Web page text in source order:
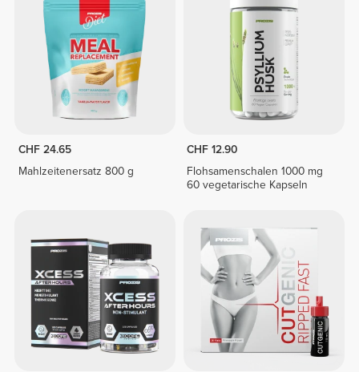
CHF 24.65
Mahlzeitenersatz 800 g
CHF 12.90
Flohsamenschalen 1000 mg
60 vegetarische Kapseln